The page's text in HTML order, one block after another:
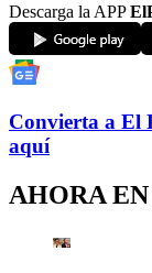
Descarga la APP
Convierta a El
aquí
AHORA EN